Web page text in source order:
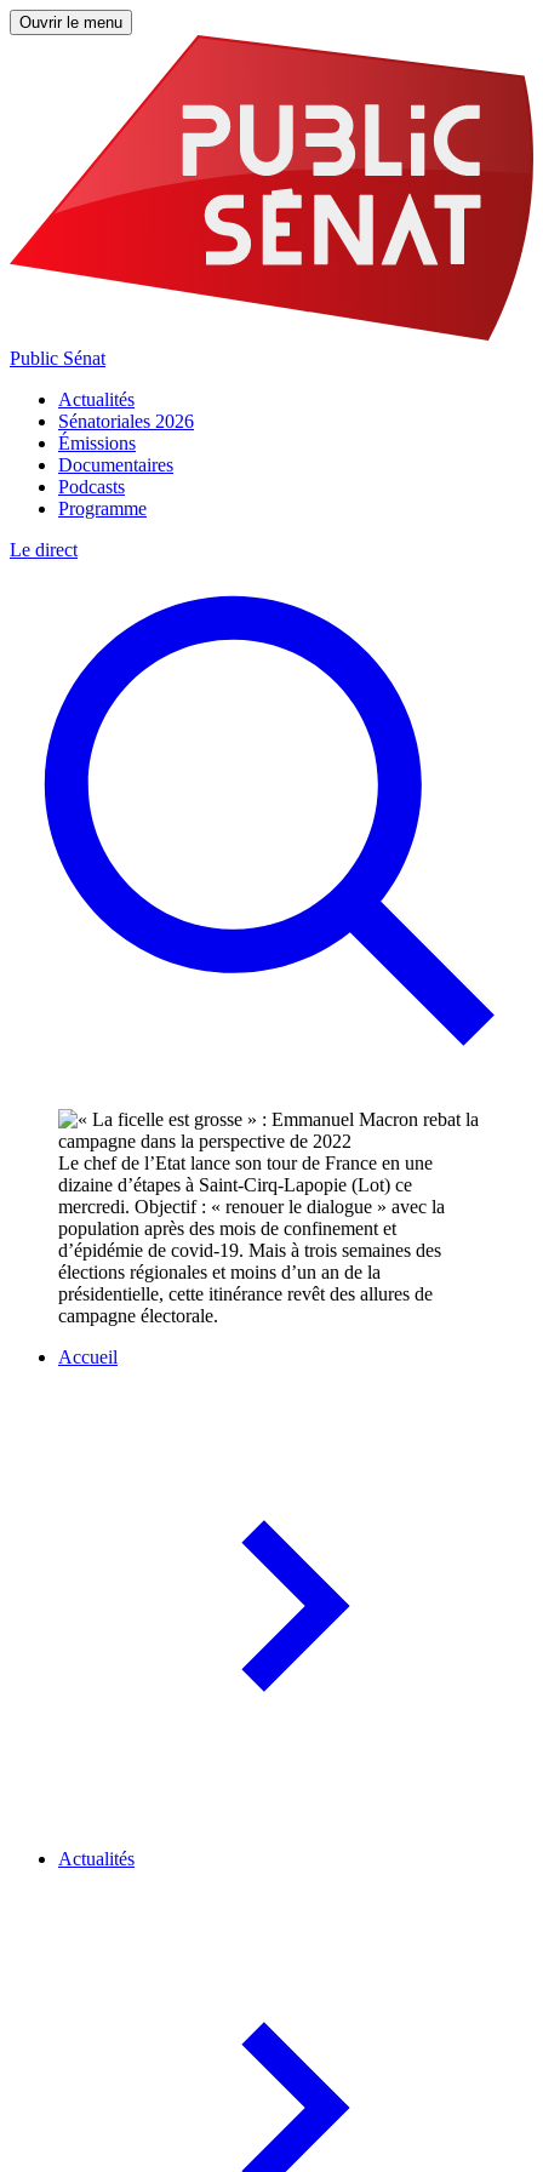
Ouvrir le menu
Public Sénat
Actualités
Sénatoriales 2026
Émissions
Documentaires
Podcasts
Programme
Le direct
Le chef de l’Etat lance son tour de France en une
dizaine d’étapes à Saint-Cirq-Lapopie (Lot) ce
mercredi. Objectif : « renouer le dialogue » avec la
population après des mois de confinement et
d’épidémie de covid-19. Mais à trois semaines des
élections régionales et moins d’un an de la
présidentielle, cette itinérance revêt des allures de
campagne électorale.
Accueil
Actualités